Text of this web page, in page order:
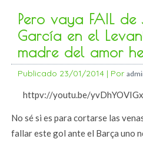
Pero vaya FAIL de
García en el
madre del amor
Publicado 23/01/2014 | Por
httpv://youtu.be/
No sé si es para cortarse las
fallar este gol ante el Barça uno